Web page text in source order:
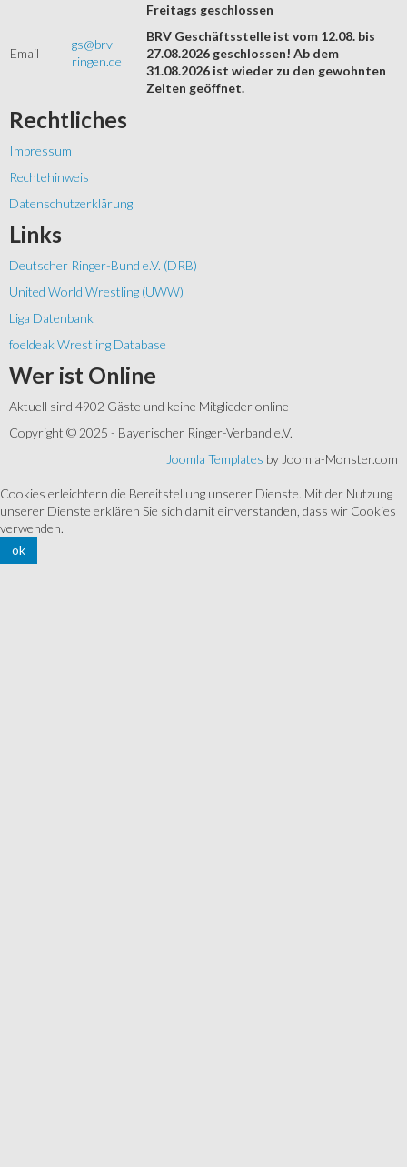
Email
gs@brv-
ringen.de
Freitags geschlossen
BRV Geschäftsstelle ist vom 12.08. bis
27.08.2026 geschlossen! Ab dem
31.08.2026 ist wieder zu den gewohnten
Zeiten geöffnet.
Rechtliches
Impressum
Rechtehinweis
Datenschutzerklärung
Links
Deutscher Ringer-Bund e.V. (DRB)
United World Wrestling (UWW)
Liga Datenbank
foeldeak Wrestling Database
Wer ist Online
Aktuell sind 4902 Gäste und keine Mitglieder online
Copyright © 2025 - Bayerischer Ringer-Verband e.V.
Joomla Templates by Joomla-Monster.com
Cookies erleichtern die Bereitstellung unserer Dienste. Mit der Nutzung
unserer Dienste erklären Sie sich damit einverstanden, dass wir Cookies
verwenden.
ok